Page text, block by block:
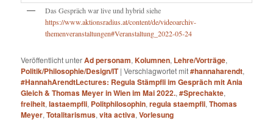
Das Gespräch war live und hybrid siehe
https://www.aktionsradius.at/content/de/videoarchiv-
themenveranstaltungen#Veranstaltung_2022-05-24
Veröffentlicht unterAd personam,Kolumnen, Lehre/Vorträge,
Politik/Philosophie/Design/IT |Verschlagwortet mit#hannaharendt,
#HannahArendtLectures: Regula Stämpfli im Gespräch mit Ania
Gleich & Thomas Meyer in Wien im Mai 2022.,#Sprechakte,
freiheit,lastaempfli, Politphilosophin,regula staempfli,Thomas
Meyer,Totalitarismus,vita activa,Vorlesung